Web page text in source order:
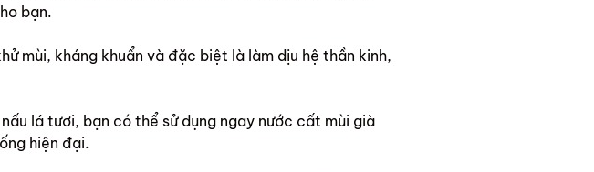
bạn.
mùi, kháng khuẩn và đặc biệt là làm dịu hệ thần kinh,
lá tươi, bạn có thể sử dụng ngay nước cất mùi già
hiện đại.